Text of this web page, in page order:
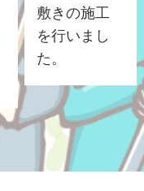
敷きの施工
を行いまし
た。